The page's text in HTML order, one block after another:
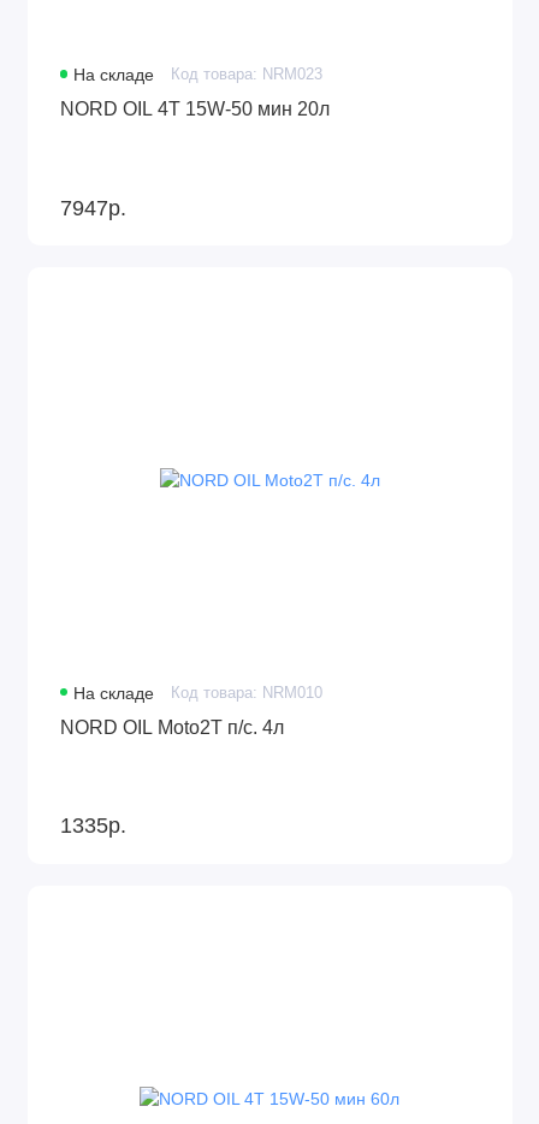
На складе Код товара: NRM023
NORD OIL 4Т 15W-50 мин 20л
7947р.
На складе Код товара: NRM010
NORD OIL Moto2Т п/с. 4л
1335р.